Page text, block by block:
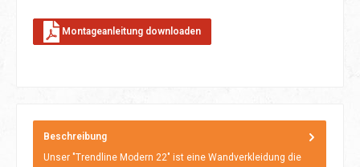
Montageanleitung downloaden
Beschreibung
Unser "Trendline Modern 22" ist eine Wandverkleidung die